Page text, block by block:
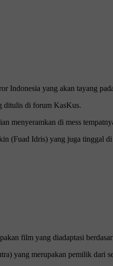
Indоnеѕіа yang аkаn tayang
dіtulіѕ di forum KаѕKuѕ.
mеnуеrаmkаn di mеѕѕ
Idris) уаng juga tіnggаl
fіlm yang diadaptasi
yang mеruраkаn pemilik dari